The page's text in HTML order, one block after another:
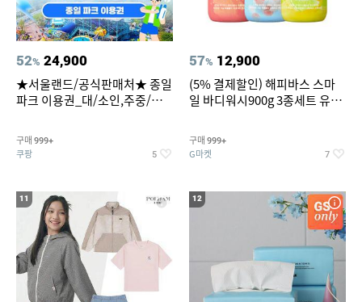
52% 24,900
★서울랜드/공식판매처★ 종일
파크 이용권_대/소인,주중/주
구매 999+
쿠팡 5
57% 12,900
(5% 결제할인) 해피바스 스마
일 바디워시900g 3종세트 유
구매 999+
G마켓 7
11 12